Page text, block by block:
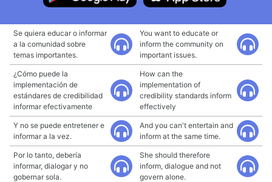
Se quiera educar o informar
a la comunidad sobre
temas importantes.
You want to educate or
inform the community on
important issues.
¿Cómo puede la
implementación de
estándares de credibilidad
informar efectivamente
How can the
implementation of
credibility standards inform
effectively
Y no se puede entretener e
informar a la vez.
And you can't entertain and
inform at the same time.
Por lo tanto, debería
informar, dialogar y no
gobernar sola.
She should therefore
inform, dialogue and not
govern alone.